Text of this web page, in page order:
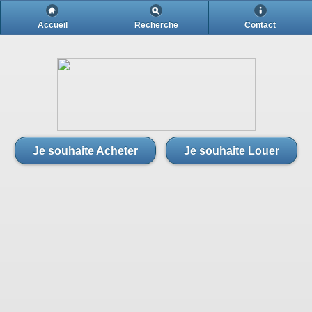
Accueil Recherche Contact
Je souhaite Acheter Je souhaite Louer
Notre agence
A propos
A propos